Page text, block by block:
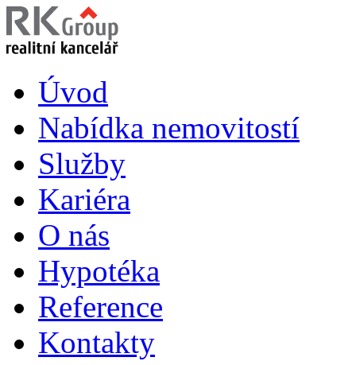
Úvod
Nabídka nemovitostí
Služby
Kariéra
O nás
Hypotéka
Reference
Kontakty